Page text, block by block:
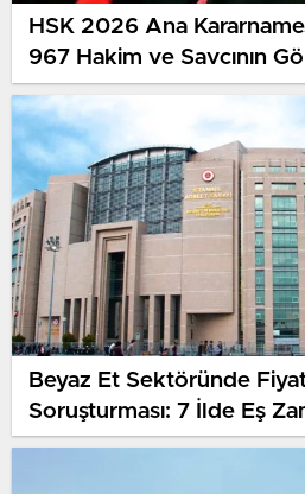
HSK 2026 Ana
967 Hakim ve Savcının
Beyaz Et Sektöründe Fiyat
Soruşturması: 7 İlde Eş